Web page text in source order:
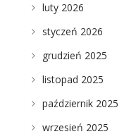
luty 2026
styczeń 2026
grudzień 2025
listopad 2025
październik 2025
wrzesień 2025